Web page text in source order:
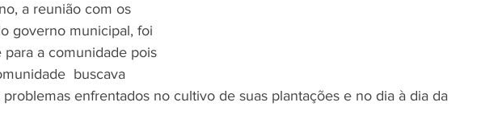
a reunião com os
governo municipal, foi
a comunidade pois
buscava
enfrentados no cultivo de suas plantações e no dia à dia da